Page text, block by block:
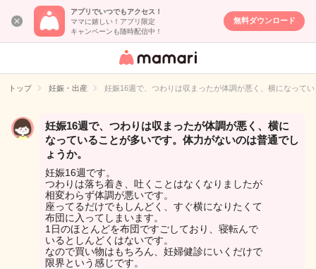
アプリでいつでもアクセス！
ママに嬉しい！アプリ限定
キャンペーンも随時配信中！
無料ダウンロード
女性専用匿名QA
イト
トップ 妊娠・出産 妊娠16週で、つわりは収まったが体調が悪く、横になって
妊娠16週で、つわりは収まったが体調が悪く、横に
なっていることが多いです。体力がないのは普通でし
ょうか。
妊娠16週です。
つわりは落ち着き、吐くことはなくなりましたが
相変わらず体調が悪いです。
座ってるだけでもしんどく、すぐ横になりたくて
布団に入ってしまいます。
1日のほとんどを布団ですごしており、寝転んで
いるとしんどくはないです。
なので買い物はもちろん、妊婦健診にいくだけで
限界という感じです。